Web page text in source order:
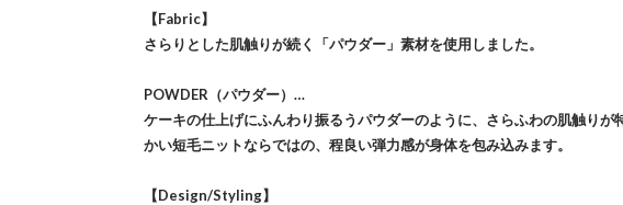
【Fabric】
さらりとした肌触りが続く「パウダー」素材を使用しました。
POWDER（パウダー）…
ケーキの仕上げにふんわり振るうパウダーのように、さらふわの肌触りが
かい短毛ニットならではの、程良い弾力感が身体を包み込みます。
【Design/Styling】